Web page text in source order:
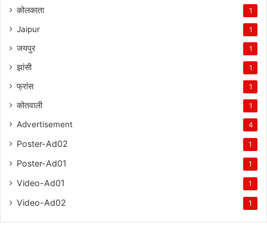
कोलकाता 1
Jaipur 1
जयपुर 1
झांसी 1
फ्रांस 1
कोतवाली 1
Advertisement 4
Poster-Ad02 1
Poster-Ad01 1
Video-Ad01 1
Video-Ad02 1